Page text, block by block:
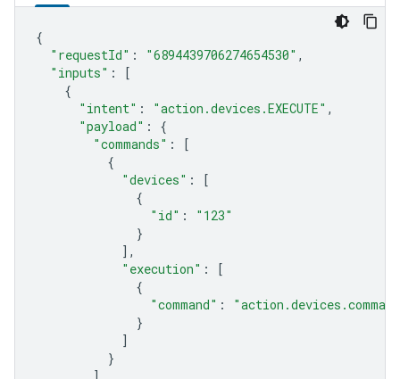
{
"requestId" : "6894439706274654530" ,
"inputs" :
[
{
"intent" : "action.devices.EXECUTE" ,
"payload" :
{
"commands" :
[
{
"devices" :
[
{
"id" :
"123"
}
],
"execution" :
[
{
"command" :
}
]
}